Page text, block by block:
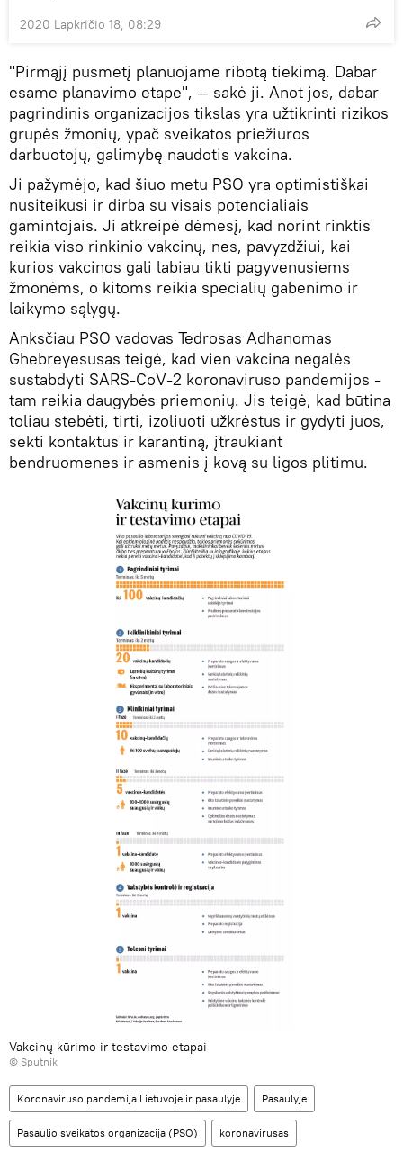
2020 Lapkričio 18, 08:29
"Pirmąjį pusmetį planuojame ribotą tiekimą. Dabar
esame planavimo etape", — sakė ji. Anot jos, dabar
pagrindinis organizacijos tikslas yra užtikrinti rizikos
grupės žmonių, ypač sveikatos priežiūros
darbuotojų, galimybę naudotis vakcina.
Ji pažymėjo, kad šiuo metu PSO yra optimistiškai
nusiteikusi ir dirba su visais potencialiais
gamintojais. Ji atkreipė dėmesį, kad norint rinktis
reikia viso rinkinio vakcinų, nes, pavyzdžiui, kai
kurios vakcinos gali labiau tikti pagyvenusiems
žmonėms, o kitoms reikia specialių gabenimo ir
laikymo sąlygų.
Anksčiau PSO vadovas Tedrosas Adhanomas
Ghebreyesusas teigė, kad vien vakcina negalės
sustabdyti SARS-CoV-2 koronaviruso pandemijos -
tam reikia daugybės priemonių. Jis teigė, kad būtina
toliau stebėti, tirti, izoliuoti užkrėstus ir gydyti juos,
sekti kontaktus ir karantiną, įtraukiant
bendruomenes ir asmenis į kovą su ligos plitimu.
Vakcinų kūrimo ir testavimo etapai
© Sputnik
Koronaviruso pandemija Lietuvoje ir pasaulyje Pasaulyje
Pasaulio sveikatos organizacija (PSO) koronavirusas